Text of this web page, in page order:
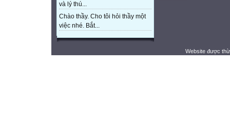
và lý thú...
Chào thầy. Cho tôi hỏi thầy một
việc nhé. Bắt...
Website được